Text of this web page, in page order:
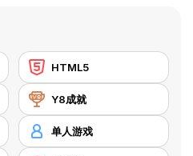
HTML5
Y8成就
单人游戏